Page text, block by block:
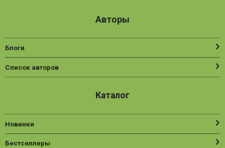
Авторы
Блоги
Список авторов
Каталог
Новинки
Бестселлеры